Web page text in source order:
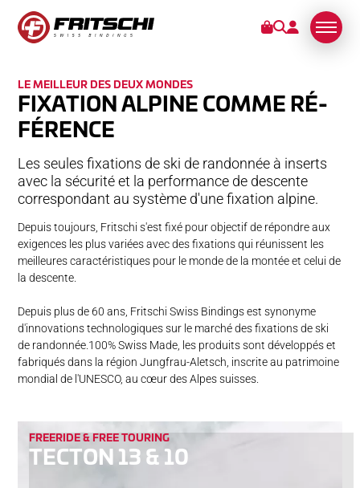
FIXATIONS
SERVICES
STORIES
DE NOUS
LE MEILLEUR DES DEUX MONDES
FI­XA­TION AL­PI­NE COM­ME RÉ­
FÉ­­REN­CE
Les seules fixations de ski de randonnée à inserts
avec la sécurité et la performance de descente
correspondant au système d'une fixation alpine.
Depuis toujours, Fritschi s'est fixé pour objectif de répondre aux
exigences les plus variées avec des fixations qui réunissent les
meilleures caractéristiques pour le monde de la montée et celui de
la descente.
Depuis plus de 60 ans, Fritschi Swiss Bindings est synonyme
d'innovations technologiques sur le marché des fixations de ski
de randonnée.100% Swiss Made, les produits sont développés et
fabriqués dans la région Jungfrau-Aletsch, inscrite au patrimoine
mondial de l'UNESCO, au cœur des Alpes suisses.
FREERIDE & FREE TOURING
TECTON 13 & 10